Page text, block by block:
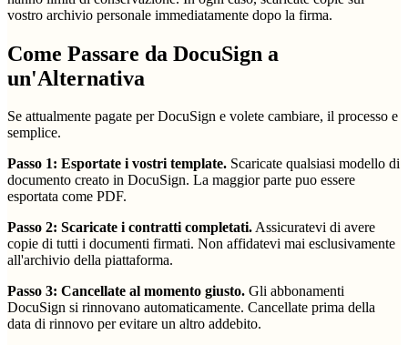
vostro archivio personale immediatamente dopo la firma.
Come Passare da DocuSign a
un'Alternativa
Se attualmente pagate per DocuSign e volete cambiare, il processo e
semplice.
Passo 1: Esportate i vostri template. Scaricate qualsiasi modello di
documento creato in DocuSign. La maggior parte puo essere
esportata come PDF.
Passo 2: Scaricate i contratti completati.Assicuratevi di avere
copie di tutti i documenti firmati. Non affidatevi mai esclusivamente
all'archivio della piattaforma.
Passo 3: Cancellate al momento giusto. Gli abbonamenti
DocuSign si rinnovano automaticamente. Cancellate prima della
data di rinnovo per evitare un altro addebito.